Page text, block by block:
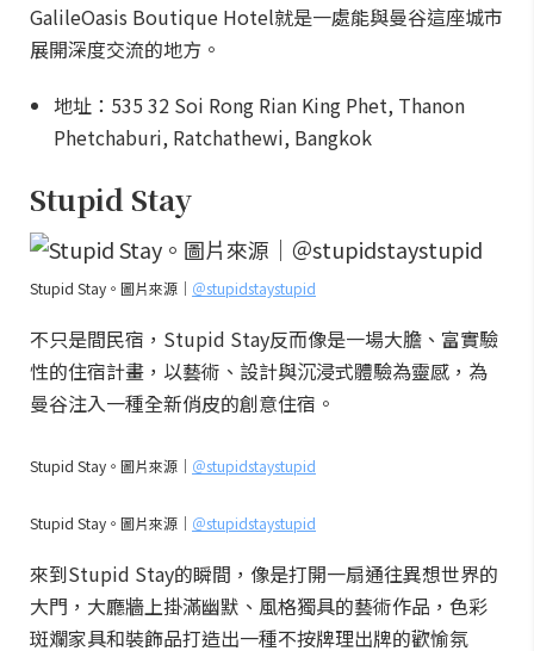
GalileOasis Boutique Hotel就是一處能與曼谷這座城市
展開深度交流的地方。
地址：535 32 Soi Rong Rian King Phet, Thanon
Phetchaburi, Ratchathewi, Bangkok
Stupid Stay
Stupid Stay。圖片來源｜ ＠stupidstaystupid
不只是間民宿，Stupid Stay反而像是一場大膽、富實驗
性的住宿計畫，以藝術、設計與沉浸式體驗為靈感，為
曼谷注入一種全新俏皮的創意住宿。
Stupid Stay。圖片來源｜ ＠stupidstaystupid
Stupid Stay。圖片來源｜ ＠stupidstaystupid
來到Stupid Stay的瞬間，像是打開一扇通往異想世界的
大門，大廳牆上掛滿幽默、風格獨具的藝術作品，色彩
斑斕家具和裝飾品打造出一種不按牌理出牌的歡愉氛